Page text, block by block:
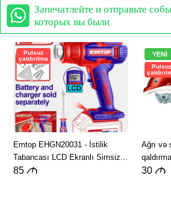
Запечатлейте и отправьте
которых вы были